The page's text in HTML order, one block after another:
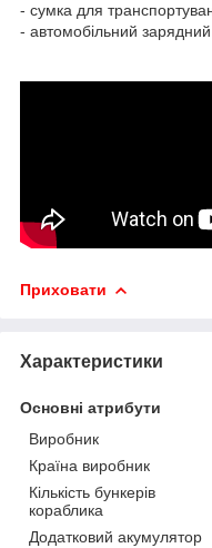
- сумка для
- автомобільний зарядний
Приховати
Характеристики
Основні атрибути
Виробник
Країна виробник
Кількість бункерів
кораблика
Додатковий акумулятор